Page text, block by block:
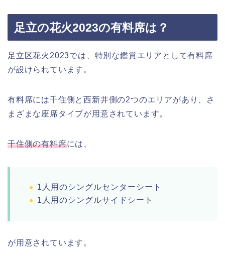
足立の花火2023の有料席は？
足立区花火2023では、特別な鑑賞エリアとして有料席
が設けられています。
有料席には千住側と西新井側の2つのエリアがあり、さ
まざまな座席タイプが用意されています。
千住側の有料席には、
1人用のシングルセンターシート
1人用のシングルサイドシート
が用意されています。